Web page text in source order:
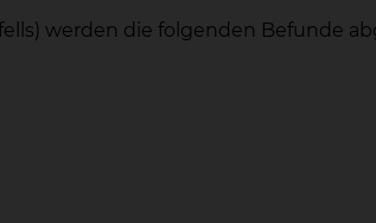
werden die folgenden Befunde